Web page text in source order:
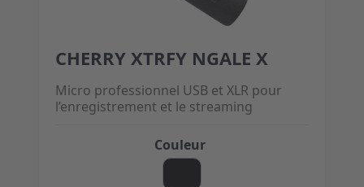
Couleur
Micro professionnel USB et XLR pour
l’enregistrement et le streaming
The price depends on the options chosen on the
CHERRY XTRFY NGALE X